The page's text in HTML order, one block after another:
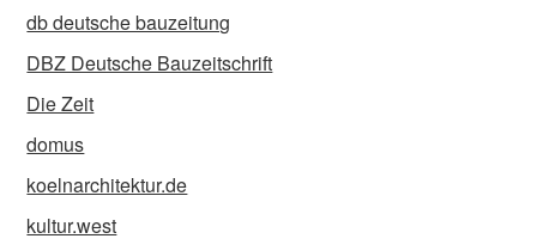
db deutsche bauzeitung
DBZ Deutsche Bauzeitschrift
Die Zeit
domus
koelnarchitektur.de
kultur.west